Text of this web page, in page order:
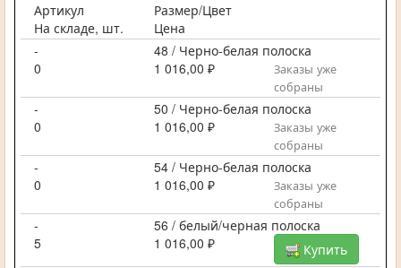
Артикул
Размер/Цвет
На складе, шт.
Цена
-
48 / Черно-белая полоска
0
1 016,00 ₽
Заказы уже
собраны
-
50 / Черно-белая полоска
0
1 016,00 ₽
Заказы уже
собраны
-
54 / Черно-белая полоска
0
1 016,00 ₽
Заказы уже
собраны
-
56 / белый/черная полоска
5
1 016,00 ₽
Купить